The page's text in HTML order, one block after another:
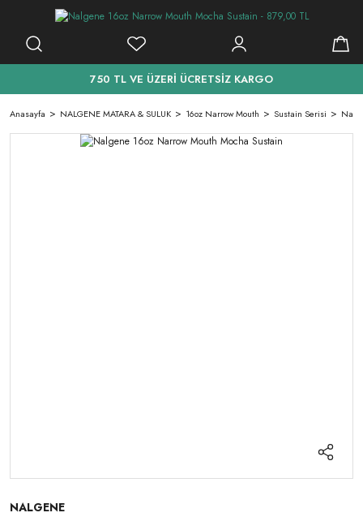
750 TL VE ÜZERİ ÜCRETSİZ KARGO
Anasayfa NALGENE MATARA & SULUK 16oz Narrow Mouth Sustain Serisi
NALGENE